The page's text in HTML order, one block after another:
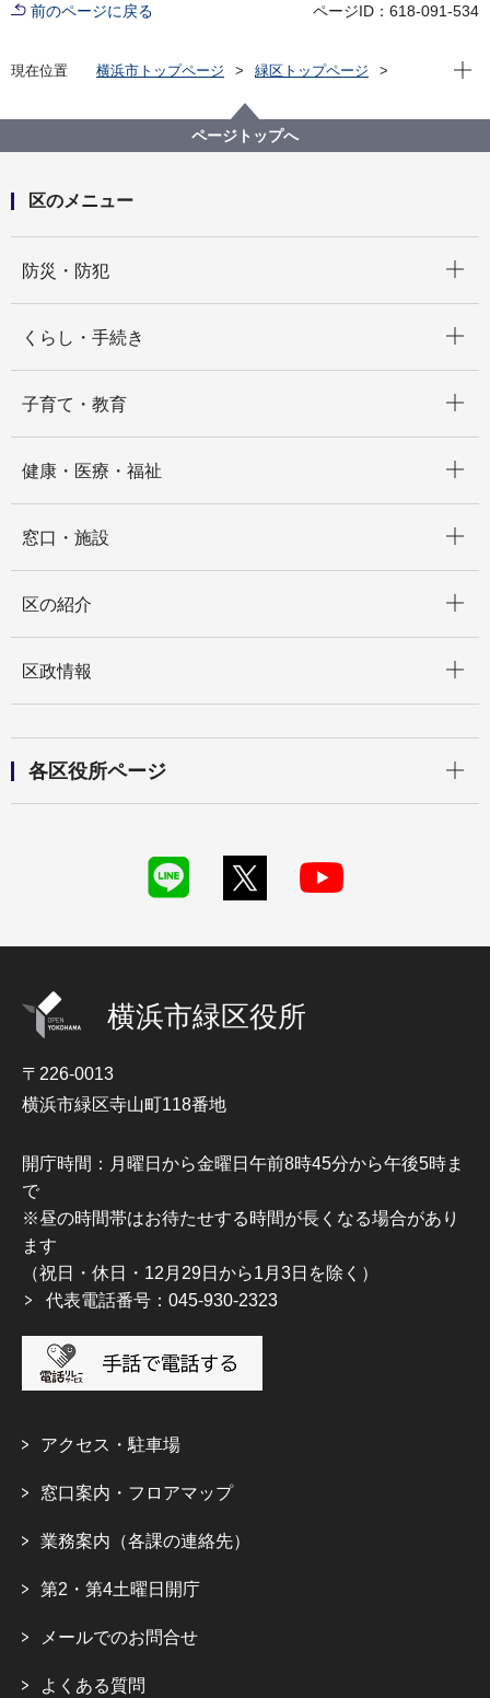
前のページに戻る ページID：618-091-534
現在位置 横浜市トップページ
緑区トップページ
「緑区の動画」ポータルサイト
子育て・教育についての動画
現在
ページトップへ
区のメニュー
防災・防犯
くらし・手続き
子育て・教育
健康・医療・福祉
窓口・施設
区の紹介
区政情報
各区役所ページ
横浜市緑区役所
〒226-0013
横浜市緑区寺山町118番地
開庁時間：月曜日から金曜日午前8時45分から午後5時ま
で
※昼の時間帯はお待たせする時間が長くなる場合があり
ます
（祝日・休日・12月29日から1月3日を除く）
代表電話番号：045-930-2323
アクセス・駐車場
窓口案内・フロアマップ
業務案内（各課の連絡先）
第2・第4土曜日開庁
メールでのお問合せ
よくある質問